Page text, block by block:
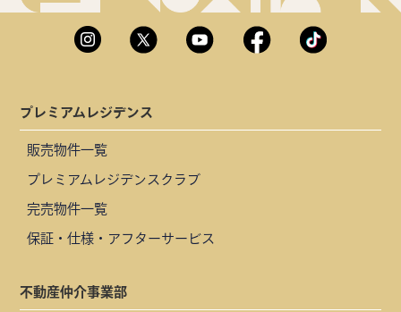
プレミアムレジデンス
販売物件一覧
プレミアムレジデンスクラブ
完売物件一覧
保証・仕様・アフターサービス
不動産仲介事業部